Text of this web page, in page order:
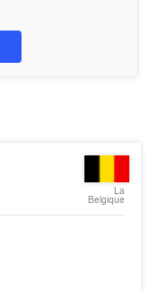
La
Belgique